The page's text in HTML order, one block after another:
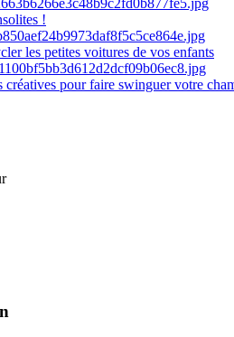
!
les petites voitures de vos enfants
créatives pour faire swinguer votre